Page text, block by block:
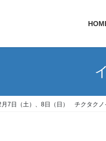
7日（土）、8日（日） チクタクノ